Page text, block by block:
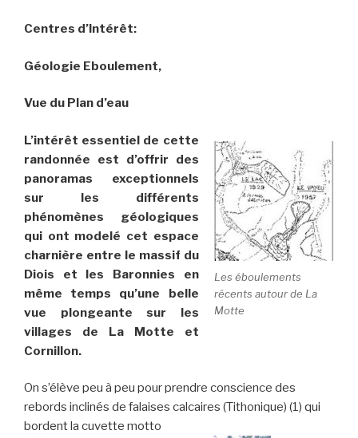
Centres d’Intérêt:
Géologie Eboulement,
Vue du Plan d’eau
Les éboulements
récents autour de La
Motte
L’intérêt essentiel de cette
randonnée est d’offrir des
panoramas exceptionnels
sur les différents
phénomènes géologiques
qui ont modelé cet espace
charnière entre le massif du
Diois et les Baronnies en
même temps qu’une belle
vue plongeante sur les
villages de La Motte et
Cornillon.
On s’élève peu à peu pour prendre conscience des
rebords inclinés de falaises calcaires (Tithonique) (1) qui
bordent la cuvette motto